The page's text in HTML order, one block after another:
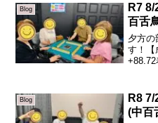
トッ
Blog
R7
百舌
夕方の
す！【
Jeff...
Blog
R8
(中百